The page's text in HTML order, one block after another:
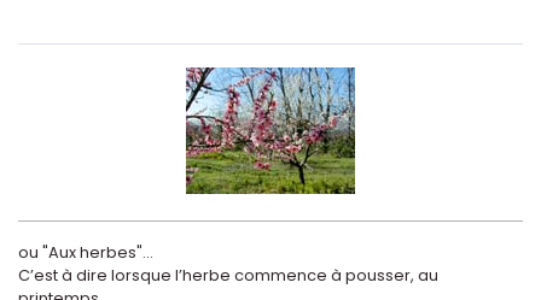
ou "Aux herbes"...
C’est à dire lorsque l’herbe commence à pousser, au